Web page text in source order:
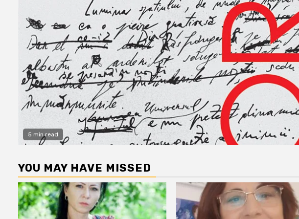
5 min read
YOU MAY HAVE MISSED